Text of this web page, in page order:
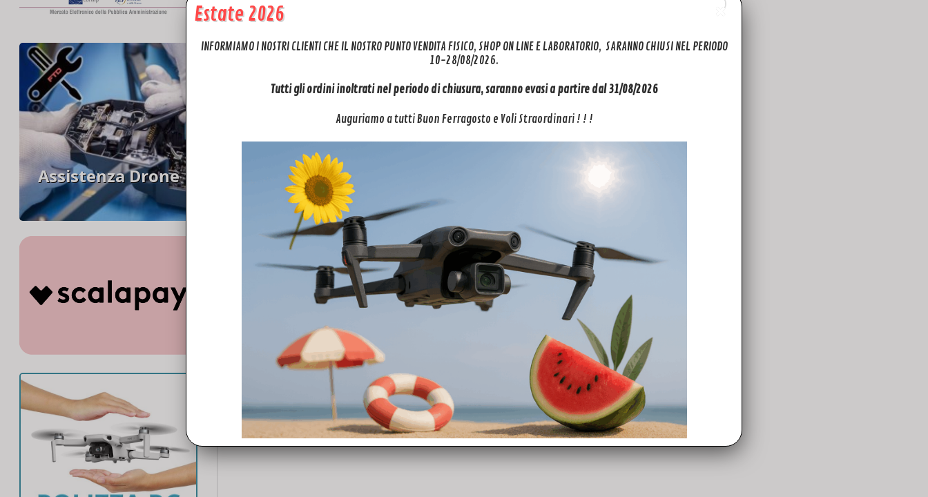
Assistenza Drone
Estate 2026
INFORMIAMO I NOSTRI CLIENTI CHE IL NOSTRO PUNTO VENDITA FISICO, SHOP ON LINE E LABORATORIO, SARANNO CHIUSI NEL PERIODO
10-28/08/2026.
Tutti gli ordini inoltrati nel periodo di chiusura, saranno evasi a partire dal 31/08/2026
Auguriamo a tutti Buon Ferragosto e Voli Straordinari ! ! !